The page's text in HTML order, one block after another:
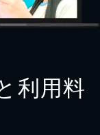
利用料